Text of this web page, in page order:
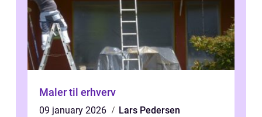
Maler til erhverv
09 january 2026
Lars Pedersen